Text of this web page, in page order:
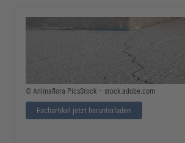
© Animaflora PicsStock – stock.adobe.com
Fachartikel jetzt herunterladen